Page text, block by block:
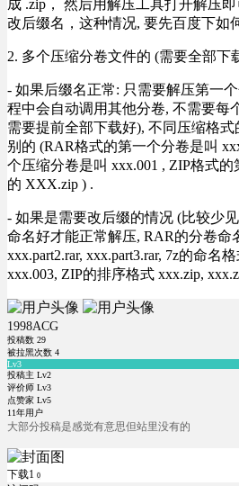
成 .zip， 然后用解压工具打开解压
改后缀名，这种情况, 要先百度下如
2. 多个压缩分卷文件的 (需要全部下
- 如果后缀名正常: 只需要解压第一
程中会自动调用其他分卷, 不需要每
需要提前全部下载好), 不同压缩格
别的 (RAR格式的第一个分卷是叫
个压缩分卷是叫 xxx.001 , ZIP格式
的 XXX.zip ) .
- 如果是需要改后缀的情况 (比较少
命名好才能正常解压, RAR的分卷命
xxx.part2.rar, xxx.part3.rar, 7z的命名
xxx.003, ZIP的排序格式 xxx.zip,
1998ACG
投稿数 29
被拉黑次数 4
Lv3
投稿主 Lv2
评价师 Lv3
点赞家 Lv5
11年用户
大部分投稿是感觉有意思但站里没有的
下载1 0